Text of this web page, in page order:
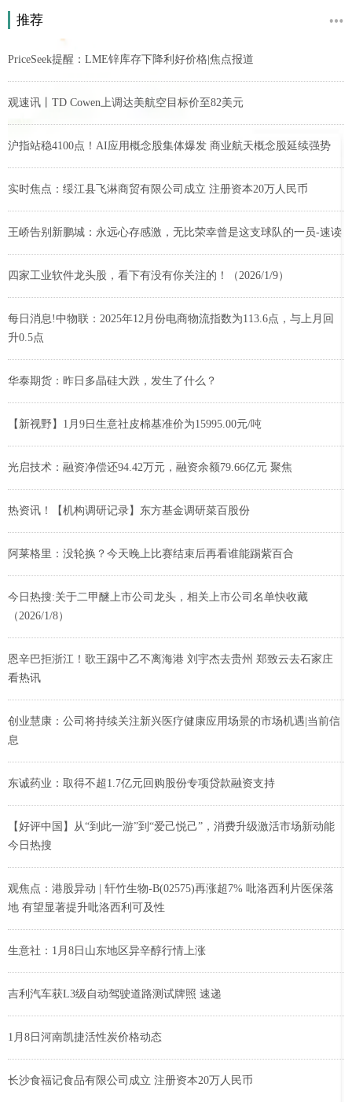
推荐
PriceSeek提醒：LME锌库存下降利好价格|焦点报道
观速讯丨TD Cowen上调达美航空目标价至82美元
沪指站稳4100点！AI应用概念股集体爆发 商业航天概念股延续强势
实时焦点：绥江县飞淋商贸有限公司成立 注册资本20万人民币
王峤告别新鹏城：永远心存感激，无比荣幸曾是这支球队的一员-速读
四家工业软件龙头股，看下有没有你关注的！（2026/1/9）
每日消息!中物联：2025年12月份电商物流指数为113.6点，与上月回
升0.5点
华泰期货：昨日多晶硅大跌，发生了什么？
【新视野】1月9日生意社皮棉基准价为15995.00元/吨
光启技术：融资净偿还94.42万元，融资余额79.66亿元 聚焦
热资讯！【机构调研记录】东方基金调研菜百股份
阿莱格里：没轮换？今天晚上比赛结束后再看谁能踢紫百合
今日热搜:关于二甲醚上市公司龙头，相关上市公司名单快收藏
（2026/1/8）
恩辛巴拒浙江！歌王踢中乙不离海港 刘宇杰去贵州 郑致云去石家庄
看热讯
创业慧康：公司将持续关注新兴医疗健康应用场景的市场机遇|当前信
息
东诚药业：取得不超1.7亿元回购股份专项贷款融资支持
【好评中国】从“到此一游”到“爱己悦己”，消费升级激活市场新动能
今日热搜
观焦点：港股异动 | 轩竹生物-B(02575)再涨超7% 吡洛西利片医保落
地 有望显著提升吡洛西利可及性
生意社：1月8日山东地区异辛醇行情上涨
吉利汽车获L3级自动驾驶道路测试牌照 速递
1月8日河南凯捷活性炭价格动态
长沙食福记食品有限公司成立 注册资本20万人民币